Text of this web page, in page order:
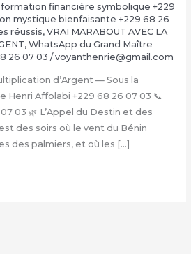
financière symbolique +229
mystique bienfaisante +229 68 26
réussis, VRAI MARABOUT AVEC LA
, WhatsApp du Grand Maître
26 07 03 /voyanthenrie@gmail.com
d’Argent — Sous la
Henri Affolabi +229 68 26 07 03 📞
03 🌿 L’Appel du Destin et des
des soirs où le vent du Bénin
des palmiers, et où les […]